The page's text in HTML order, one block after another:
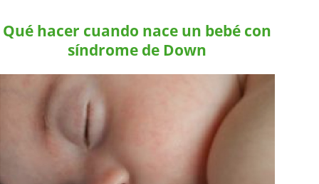
Qué hacer cuando nace un bebé con
síndrome de Down